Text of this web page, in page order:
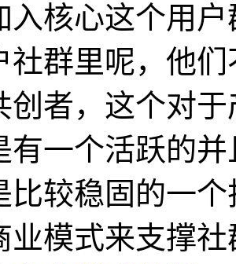
入核心这个用
社群里呢，他
创者，这个对
有一个活跃的
比较稳固的一
业模式来支撑